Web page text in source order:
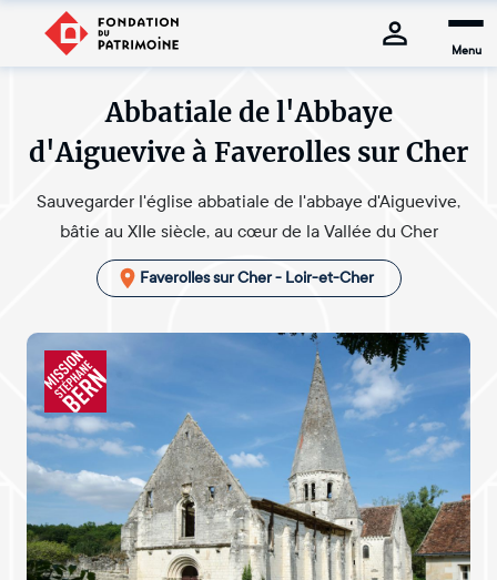
Menu
Abbatiale de l'Abbaye
d'Aiguevive à Faverolles sur Cher
Sauvegarder l'église abbatiale de l'abbaye d'Aiguevive,
bâtie au XIIe siècle, au cœur de la Vallée du Cher
Faverolles sur Cher - Loir-et-Cher